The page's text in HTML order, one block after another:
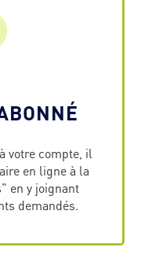
votre compte, il
en ligne à la
en y joignant
demandés.